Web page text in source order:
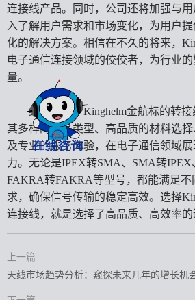
连接线产品。同时，公司还将加强与
入了解用户需求和市场变化，为用户
化的解决方案。相信在不久的将来，
电子通信连接领域的佼佼者，为行业
量。
综上所述，Kinghelm金航标的转
其多样的产品类型、高品质的材料选
及专业的服务体验，在电子通信领域
力。无论是IPEX转SMA、SMA转
FAKRA转FAKRA等型号，都能满足不
求，确保信号传输的稳定高效。选择
连接线，就是选择了高品质、高效率的
上一篇
天线市场趋势分析：窥探未来几年的增长机